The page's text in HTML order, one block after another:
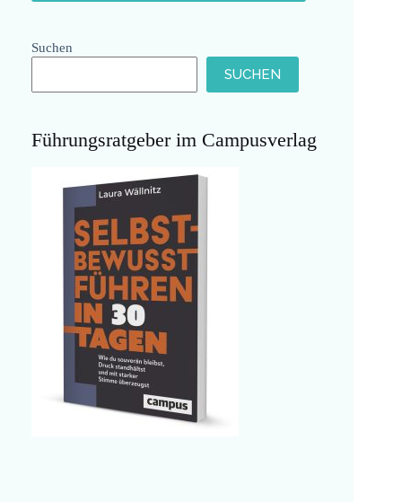
Suchen
SUCHEN
Führungsratgeber im Campusverlag